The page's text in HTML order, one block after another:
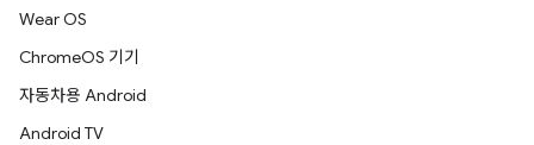
Wear OS
ChromeOS 기기
자동차용 Android
Android TV